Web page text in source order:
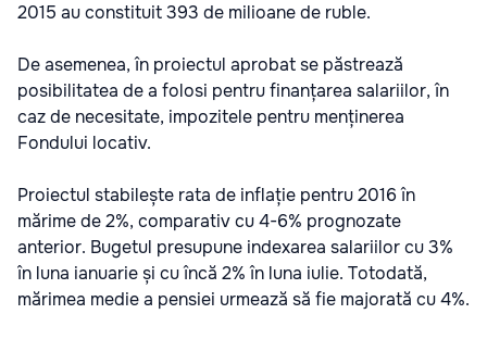
2015 au constituit 393 de milioane de ruble.
De asemenea, în proiectul aprobat se păstrează
posibilitatea de a folosi pentru finanțarea salariilor, în
caz de necesitate, impozitele pentru menținerea
Fondului locativ.
Proiectul stabilește rata de inflație pentru 2016 în
mărime de 2%, comparativ cu 4-6% prognozate
anterior. Bugetul presupune indexarea salariilor cu 3%
în luna ianuarie și cu încă 2% în luna iulie. Totodată,
mărimea medie a pensiei urmează să fie majorată cu 4%.